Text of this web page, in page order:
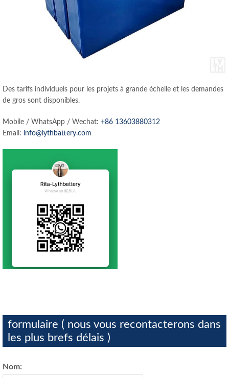
Des tarifs individuels pour les projets à grande échelle et les demandes
de gros sont disponibles.
Mobile / WhatsApp / Wechat: +86 13603880312
Email: info@lythbattery.com
formulaire ( nous vous recontacterons dans
les plus brefs délais )
Nom: